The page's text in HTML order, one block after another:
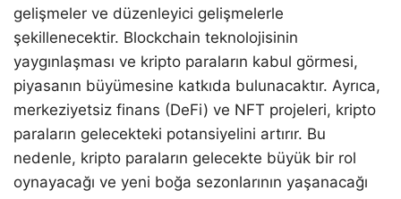
gelişmeler ve düzenleyici gelişmelerle
şekillenecektir. Blockchain teknolojisinin
yaygınlaşması ve kripto paraların kabul görmesi,
piyasanın büyümesine katkıda bulunacaktır. Ayrıca,
merkeziyetsiz finans (DeFi) ve NFT projeleri, kripto
paraların gelecekteki potansiyelini artırır. Bu
nedenle, kripto paraların gelecekte büyük bir rol
oynayacağı ve yeni boğa sezonlarının yaşanacağı